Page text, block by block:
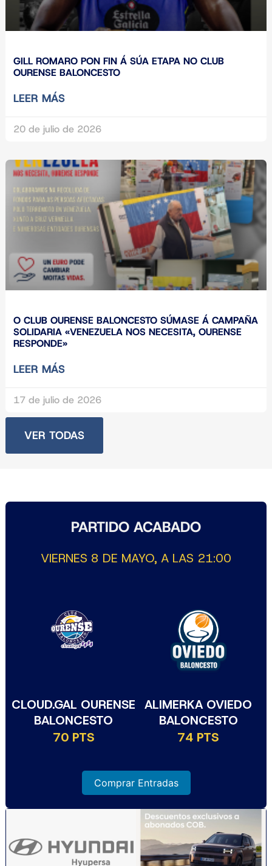
GILL ROMARO PON FIN Á SÚA ETAPA NO CLUB
OURENSE BALONCESTO
LEER MÁS
20 de julio de 2026
O CLUB OURENSE BALONCESTO SÚMASE Á CAMPAÑA
SOLIDARIA «VENEZUELA NOS NECESITA, OURENSE
RESPONDE»
LEER MÁS
17 de julio de 2026
VER TODAS
PARTIDO ACABADO
VIERNES 8 DE MAYO, A LAS 21:00
CLOUD.GAL OURENSE
BALONCESTO
70 PTS
ALIMERKA OVIEDO
BALONCESTO
74 PTS
Comprar Entradas